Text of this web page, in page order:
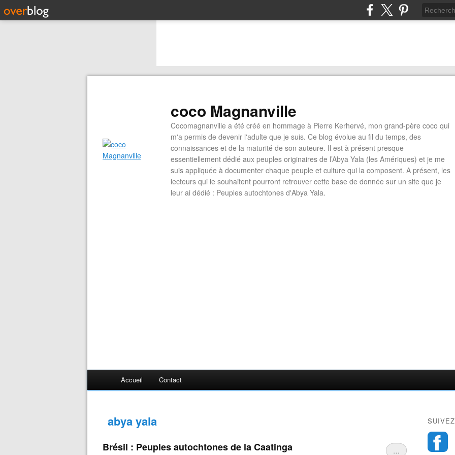
coco Magnanville
Cocomagnanville a été créé en hommage à Pierre Kerhervé, mon grand-père coco qui
m'a permis de devenir l'adulte que je suis. Ce blog évolue au fil du temps, des
connaissances et de la maturité de son auteure. Il est à présent presque
essentiellement dédié aux peuples originaires de l’Abya Yala (les Amériques) et je me
suis appliquée à documenter chaque peuple et culture qui la composent. A présent, les
lecteurs qui le souhaitent pourront retrouver cette base de donnée sur un site que je
leur ai dédié : Peuples autochtones d'Abya Yala.
Accueil Contact
abya yala
…
Brésil : Peuples autochtones de la Caatinga